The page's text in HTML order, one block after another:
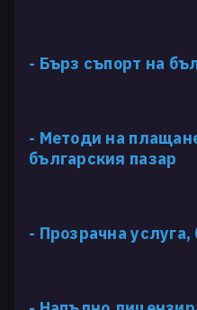
- Бърз съпорт на
- Методи на
българския пазар
- Прозрачна услуга,